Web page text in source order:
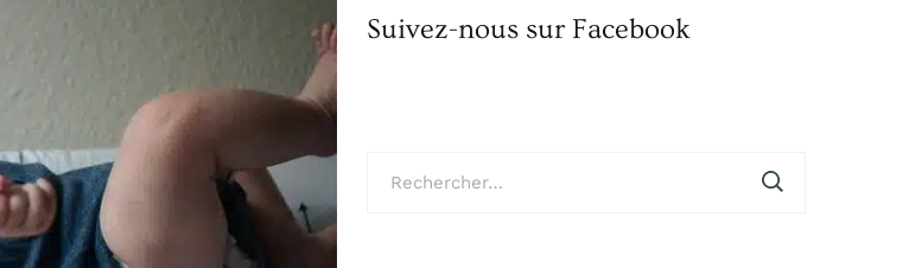
Suivez-nous sur Facebook